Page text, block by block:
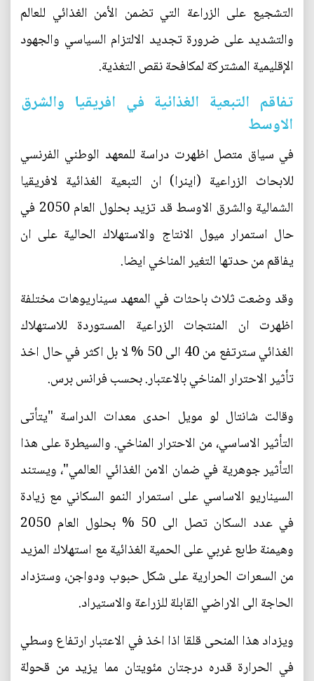
التشجيع على الزراعة التي تضمن الأمن الغذائي للعالم
والتشديد على ضرورة تجديد الالتزام السياسي والجهود
الإقليمية المشتركة لمكافحة نقص التغذية.
تفاقم التبعية الغذائية في افريقيا والشرق
الاوسط
في سياق متصل اظهرت دراسة للمعهد الوطني الفرنسي
للابحاث الزراعية (اينرا) ان التبعية الغذائية لافريقيا
الشمالية والشرق الاوسط قد تزيد بحلول العام 2050 في
حال استمرار ميول الانتاج والاستهلاك الحالية على ان
يفاقم من حدتها التغير المناخي ايضا.
وقد وضعت ثلاث باحثات في المعهد سيناريوهات مختلفة
اظهرت ان المنتجات الزراعية المستوردة للاستهلاك
الغذائي سترتفع من 40 الى 50 % لا بل اكثر في حال اخذ
تأثير الاحترار المناخي بالاعتبار. بحسب فرانس برس.
وقالت شانتال لو مويل احدى معدات الدراسة "يتأتى
التأثير الاساسي، من الاحترار المناخي. والسيطرة على هذا
التأثير جوهرية في ضمان الامن الغذائي العالمي"، ويستند
السيناريو الاساسي على استمرار النمو السكاني مع زيادة
في عدد السكان تصل الى 50 % بحلول العام 2050
وهيمنة طابع غربي على الحمية الغذائية مع استهلاك المزيد
من السعرات الحرارية على شكل حبوب ودواجن، وستزداد
الحاجة الى الاراضي القابلة للزراعة والاستيراد.
ويزداد هذا المنحى قلقا اذا اخذ في الاعتبار ارتفاع وسطي
في الحرارة قدره درجتان مئويتان مما يزيد من قحولة